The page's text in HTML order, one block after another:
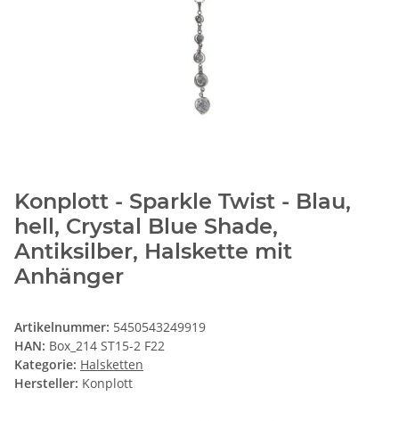
Konplott - Sparkle Twist - Blau,
hell, Crystal Blue Shade,
Antiksilber, Halskette mit
Anhänger
Artikelnummer: 5450543249919
HAN: Box_214 ST15-2 F22
Kategorie: Halsketten
Hersteller: Konplott